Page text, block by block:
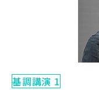
基調講演 1